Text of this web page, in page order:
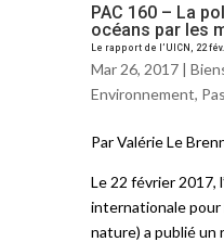
PAC 160 – La
océans par les
Le rapport de l’UICN, 22
Mar 26, 2017 |
Environnement,
Par Valérie Le
Le 22 février 2017,
internationale pour
nature) a publié un